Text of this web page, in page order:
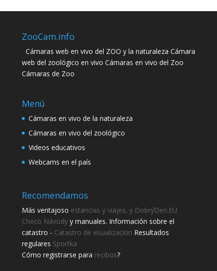
ZooCam.info
Cámaras web en vivo del ZOO y la naturaleza Cámara
web del zoológico en vivo Cámaras en vivo del Zoo
Cámaras de Zoo
Menú
Cámaras en vivo de la naturaleza
Cámaras en vivo del zoológico
Videos educativos
Webcams en el país
Recomendamos
Más ventajoso estancias y viajes, y DobrýDen.EU
Checo Návodyy manuales. Información sobre el
catastro - Catastro de visualización Resultados
regulares Sportka
Cómo registrarse para recibos?